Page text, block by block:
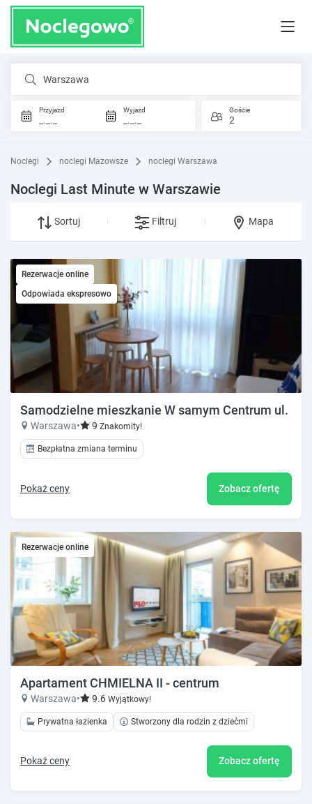
Warszawa
Przyjazd
_._._
Wyjazd
_._._
Goście
2
Noclegi noclegi Mazowsze noclegi Warszawa
Noclegi Last Minute w Warszawie
Sortuj Filtruj Mapa
Rezerwacje online
Odpowiada ekspresowo
Samodzielne mieszkanie W samym Centrum ul.
Warszawa• 9 Znakomity!
Bezpłatna zmiana terminu
Pokaż ceny Zobacz ofertę
Rezerwacje online
Apartament CHMIELNA II - centrum
Warszawa• 9.6 Wyjątkowy!
Prywatna łazienka Stworzony dla rodzin z dziećmi
Pokaż ceny Zobacz ofertę